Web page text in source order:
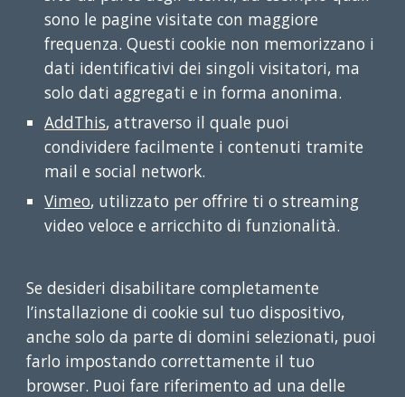
sono le pagine visitate con maggiore
frequenza. Questi cookie non memorizzano i
dati identificativi dei singoli visitatori, ma
solo dati aggregati e in forma anonima.
AddThis, attraverso il quale puoi
condividere facilmente i contenuti tramite
mail e social network.
Vimeo, utilizzato per offrire ti o streaming
video veloce e arricchito di funzionalità.
Se desideri disabilitare completamente
l’installazione di cookie sul tuo dispositivo,
anche solo da parte di domini selezionati, puoi
farlo impostando correttamente il tuo
browser. Puoi fare riferimento ad una delle